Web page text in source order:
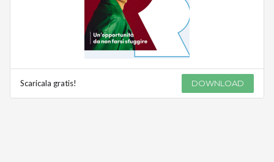
Scaricala gratis! DOWNLOAD